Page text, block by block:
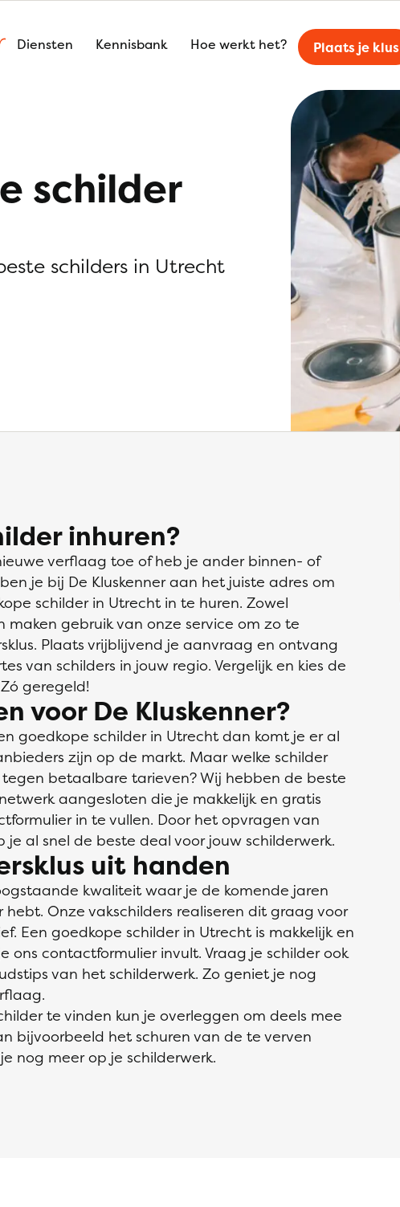
Diensten Kennisbank Hoe werkt het? Plaats je klus
schilder
schilders in Utrecht
inhuren?
verflaag toe of heb je ander binnen- of
je bij De Kluskenner aan het juiste adres om
schilder in Utrecht in te huren. Zowel
maken gebruik van onze service om zo te
Plaats vrijblijvend je aanvraag en ontvang
van schilders in jouw regio. Vergelijk en kies de
geregeld!
voor De Kluskenner?
goedkope schilder in Utrecht dan komt je er al
zijn op de markt. Maar welke schilder
betaalbare tarieven? Wij hebben de beste
aangesloten die je makkelijk en gratis
in te vullen. Door het opvragen van
al snel de beste deal voor jouw schilderwerk.
uit handen
kwaliteit waar je de komende jaren
Onze vakschilders realiseren dit graag voor
Een goedkope schilder in Utrecht is makkelijk en
ons contactformulier invult. Vraag je schilder ook
van het schilderwerk. Zo geniet je nog
te vinden kun je overleggen om deels mee
bijvoorbeeld het schuren van de te verven
nog meer op je schilderwerk.